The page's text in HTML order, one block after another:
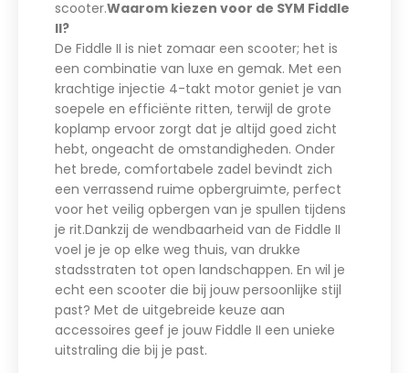
scooter.Waarom kiezen voor de SYM Fiddle
II?
De Fiddle II is niet zomaar een scooter; het is
een combinatie van luxe en gemak. Met een
krachtige injectie 4-takt motor geniet je van
soepele en efficiënte ritten, terwijl de grote
koplamp ervoor zorgt dat je altijd goed zicht
hebt, ongeacht de omstandigheden. Onder
het brede, comfortabele zadel bevindt zich
een verrassend ruime opbergruimte, perfect
voor het veilig opbergen van je spullen tijdens
je rit.Dankzij de wendbaarheid van de Fiddle II
voel je je op elke weg thuis, van drukke
stadsstraten tot open landschappen. En wil je
echt een scooter die bij jouw persoonlijke stijl
past? Met de uitgebreide keuze aan
accessoires geef je jouw Fiddle II een unieke
uitstraling die bij je past.